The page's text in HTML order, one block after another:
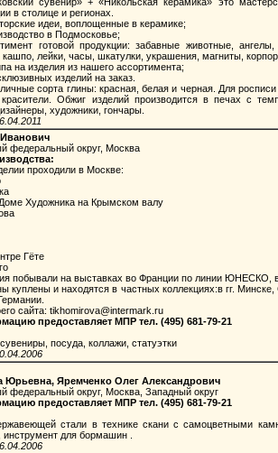
в столице и регионах.
идеи, воплощенные в керамике;
в Подмосковье;
готовой продукции: забавные животные,
кашпо, лейки, часы, шкатулки, украшения, магниты,
на изделия из нашего ассортимента;
изделий на заказ.
сорта глины: красная, белая и черная. Для
Обжиг изделий производится в печах с
художники, гончары.
федеральный округ, Москва
проходили в Москве:
Художника на Крымском валу
Гёте
побывали на выставках во Франции по линии ЮНЕСКО,
куплены и находятся в частных коллекциях:в гг.
сайта: tikhomirova@intermark.ru
предоставляет МПР тел. (495) 681-79-21
посуда, коллажи, статуэтки
Юрьевна, Яремченко Олег Александрович
федеральный округ, Москва, Западный округ
предоставляет МПР тел. (495) 681-79-21
стали в технике скани с самоцветными
для бормашин .